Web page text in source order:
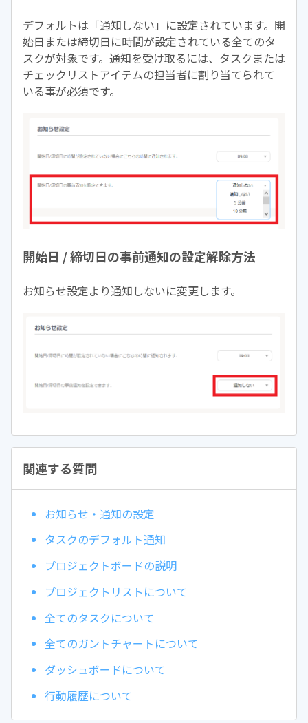
デフォルトは「通知しない」に設定されています。開
始日または締切日に時間が設定されている全てのタ
スクが対象です。通知を受け取るには、タスクまたは
チェックリストアイテムの担当者に割り当てられて
いる事が必須です。
開始日 / 締切日の事前通知の設定解除方法
お知らせ設定より通知しないに変更します。
関連する質問
お知らせ・通知の設定
タスクのデフォルト通知
プロジェクトボードの説明
プロジェクトリストについて
全てのタスクについて
全てのガントチャートについて
ダッシュボードについて
行動履歴について